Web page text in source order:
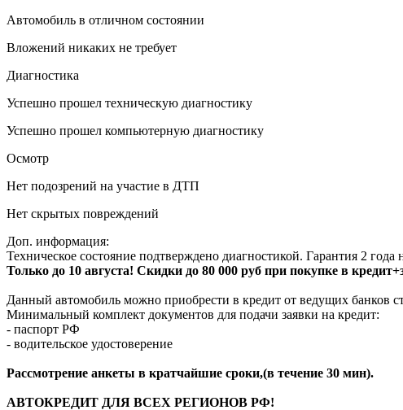
Автомобиль в отличном состоянии
Вложений никаких не требует
Диагностика
Успешно прошел техническую диагностику
Успешно прошел компьютерную диагностику
Осмотр
Нет подозрений на участие в ДТП
Нет скрытых повреждений
Доп. информация:
Техническое состояние подтверждено диагностикой. Гарантия 2
Только до 10 августа! Скидки до 80 000 руб при покупке в
Данный автомобиль можно приобрести в кредит от ведущих банков
Минимальный комплект документов для подачи заявки на кредит:
- паспорт РФ
- водительское удостоверение
Рассмотрение анкеты в кратчайшие сроки,(в течение 30 мин).
АВТОКРЕДИТ ДЛЯ ВСЕХ РЕГИОНОВ РФ!